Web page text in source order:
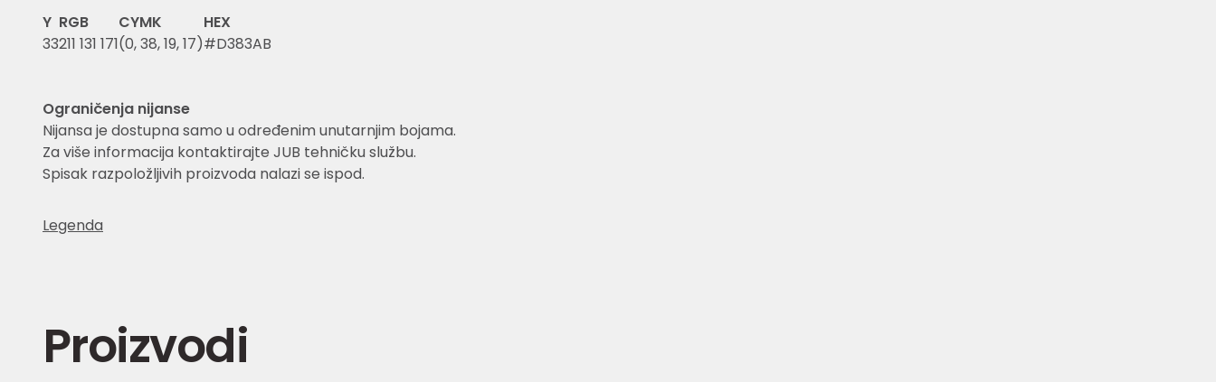
Y
33
RGB
211 131 171
CYMK
(0, 38, 19, 17)
HEX
#D383AB
Ograničenja nijanse
Nijansa je dostupna samo u određenim unutarnjim bojama.
Za više informacija kontaktirajte JUB tehničku službu.
Spisak razpoložljivih proizvoda nalazi se ispod.
Legenda
Proizvodi